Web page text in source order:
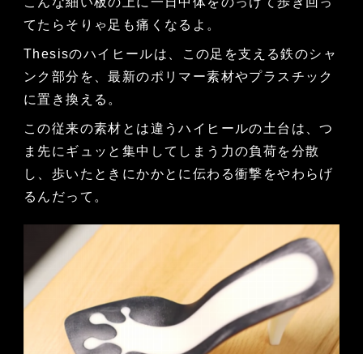
てたらそりゃ足も痛くなるよ。
Thesisのハイヒールは、この足を支える鉄のシャ
ンク部分を、最新のポリマー素材やプラスチック
に置き換える。
この従来の素材とは違うハイヒールの土台は、つ
ま先にギュッと集中してしまう力の負荷を分散
し、歩いたときにかかとに伝わる衝撃をやわらげ
るんだって。